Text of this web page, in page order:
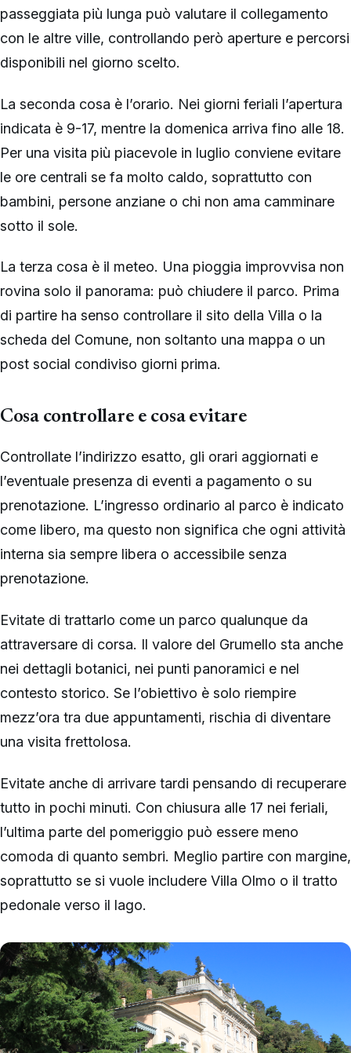
passeggiata più lunga può valutare il collegamento
con le altre ville, controllando però aperture e percorsi
disponibili nel giorno scelto.
La seconda cosa è l’orario. Nei giorni feriali l’apertura
indicata è 9-17, mentre la domenica arriva fino alle 18.
Per una visita più piacevole in luglio conviene evitare
le ore centrali se fa molto caldo, soprattutto con
bambini, persone anziane o chi non ama camminare
sotto il sole.
La terza cosa è il meteo. Una pioggia improvvisa non
rovina solo il panorama: può chiudere il parco. Prima
di partire ha senso controllare il sito della Villa o la
scheda del Comune, non soltanto una mappa o un
post social condiviso giorni prima.
Cosa controllare e cosa evitare
Controllate l’indirizzo esatto, gli orari aggiornati e
l’eventuale presenza di eventi a pagamento o su
prenotazione. L’ingresso ordinario al parco è indicato
come libero, ma questo non significa che ogni attività
interna sia sempre libera o accessibile senza
prenotazione.
Evitate di trattarlo come un parco qualunque da
attraversare di corsa. Il valore del Grumello sta anche
nei dettagli botanici, nei punti panoramici e nel
contesto storico. Se l’obiettivo è solo riempire
mezz’ora tra due appuntamenti, rischia di diventare
una visita frettolosa.
Evitate anche di arrivare tardi pensando di recuperare
tutto in pochi minuti. Con chiusura alle 17 nei feriali,
l’ultima parte del pomeriggio può essere meno
comoda di quanto sembri. Meglio partire con margine,
soprattutto se si vuole includere Villa Olmo o il tratto
pedonale verso il lago.